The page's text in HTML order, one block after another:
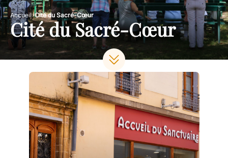
Accueil Cité du Sacré-Cœur
Cité du Sacré-Cœur